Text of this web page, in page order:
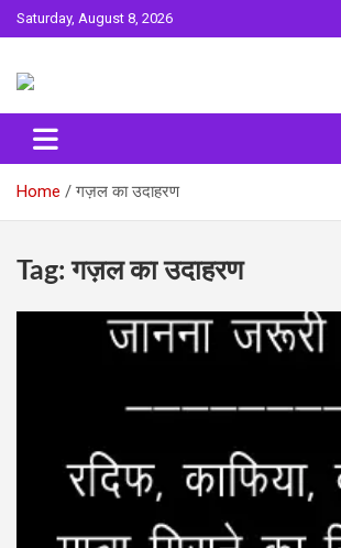
Skip
to
Saturday, August 8, 2026
Surta
Home गज़ल का उदाहरण
Tag:गज़ल का उदाहरण